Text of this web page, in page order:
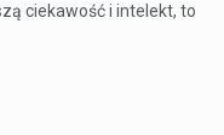
ciekawość i intelekt, to